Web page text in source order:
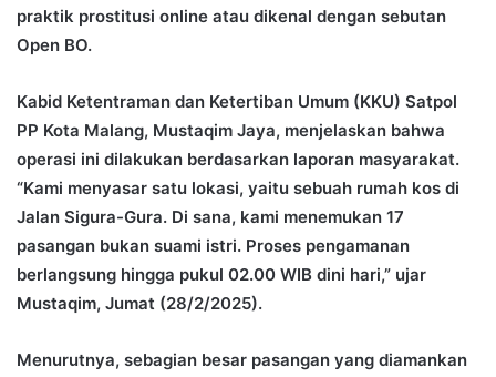
praktik prostitusi online atau dikenal dengan sebutan
Open BO.
Kabid Ketentraman dan Ketertiban Umum (KKU) Satpol
PP Kota Malang, Mustaqim Jaya, menjelaskan bahwa
operasi ini dilakukan berdasarkan laporan masyarakat.
“Kami menyasar satu lokasi, yaitu sebuah rumah kos di
Jalan Sigura-Gura. Di sana, kami menemukan 17
pasangan bukan suami istri. Proses pengamanan
berlangsung hingga pukul 02.00 WIB dini hari,” ujar
Mustaqim, Jumat (28/2/2025).
Menurutnya, sebagian besar pasangan yang diamankan